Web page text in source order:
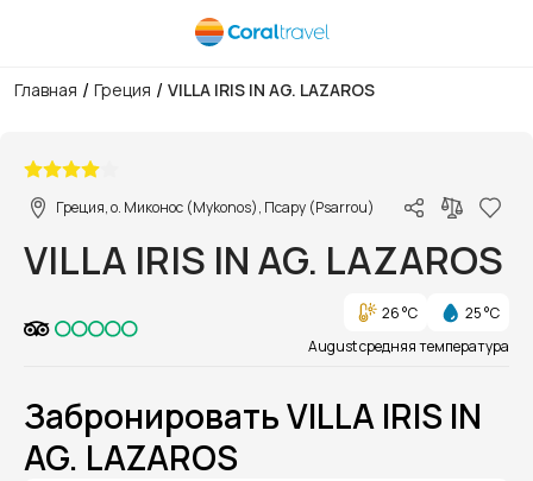
Главная / Греция / VILLA IRIS IN AG. LAZAROS
Греция, о. Миконос (Mykonos), Псару (Psarrou)
VILLA IRIS IN AG. LAZAROS
26 °C
25 °C
August средняя температура
Забронировать VILLA IRIS IN
AG. LAZAROS